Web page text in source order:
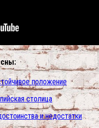
положение
столица
и недостатки